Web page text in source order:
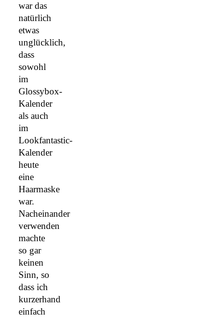
war das
natürlich
etwas
unglücklich,
dass
sowohl
im
Glossybox-
Kalender
als auch
im
Lookfantastic-
Kalender
heute
eine
Haarmaske
war.
Nacheinander
verwenden
machte
so gar
keinen
Sinn, so
dass ich
kurzerhand
einfach